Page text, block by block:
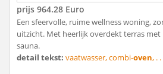
prijs 964.28 Euro
Een sfeervolle, ruime wellness woning,
uitzicht. Met heerlijk overdekt terras
sauna.
detail tekst: vaatwasser, combi-oven, . .